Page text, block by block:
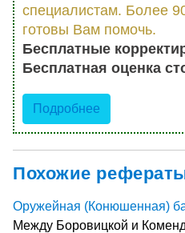
специалистам. Более
готовы Вам помочь.
Бесплатные
Бесплатная оценка
Подробнее
Похожие
Оружейная (Конюшенная)
Между Боровицкой и